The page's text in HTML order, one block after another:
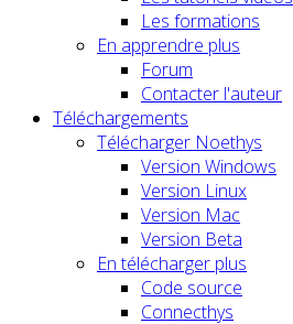
Les formations
En apprendre plus
Forum
Contacter l'auteur
Téléchargements
Télécharger Noethys
Version Windows
Version Linux
Version Mac
Version Beta
En télécharger plus
Code source
Connecthys